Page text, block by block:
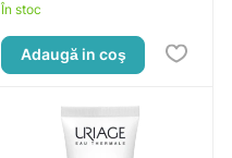
În stoc
Adaugă in coş